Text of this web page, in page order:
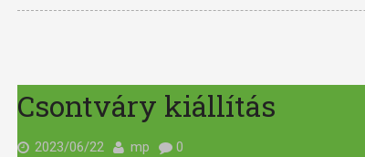
Csontváry kiállítás
2023/06/22 mp 0